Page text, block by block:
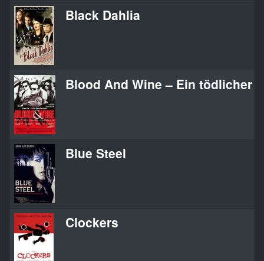
Black Dahlia
Blood And Wine – Ein tödlicher
Blue Steel
Clockers